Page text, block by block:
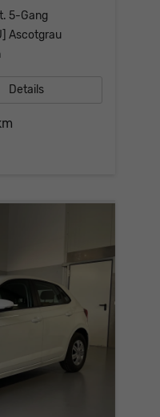
5-Gang
Ascotgrau
Details